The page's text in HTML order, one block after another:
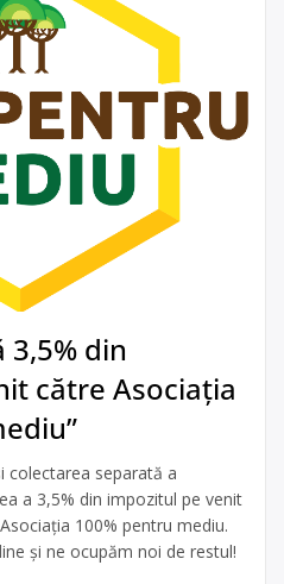
3,5% din
către Asociația
colectarea separată a
a 3,5% din impozitul pe venit
100% pentru mediu.
și ne ocupăm noi de restul!